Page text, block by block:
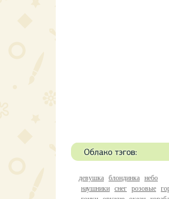
девушка блондинка небо
наушники снег розовые